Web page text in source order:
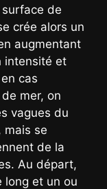
de
crée alors un
augmentant
intensité et
cas
mer, on
vagues du
mais se
de la
Au départ,
long et un ou